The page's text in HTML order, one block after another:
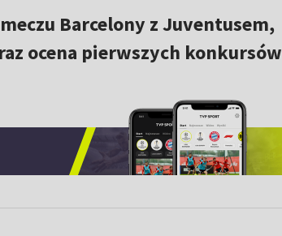
Barcelony z Juventusem,
ocena pierwszych konkursów